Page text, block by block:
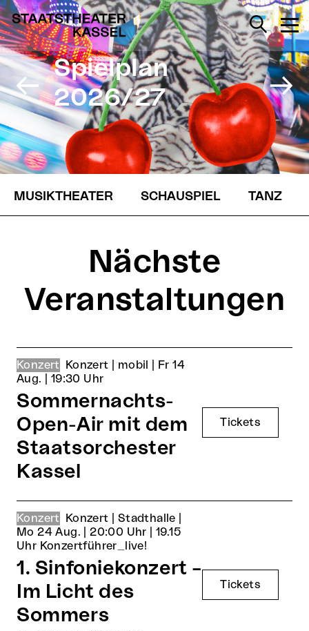
Spielplan
2026/27
MUSIKTHEATER SCHAUSPIEL TANZ
Nächste
Veranstaltungen
Konzert Konzert | mobil |
Fr 14
Aug. | 19:30 Uhr
Sommernachts-
Open-Air mit dem
Staatsorchester
Kassel
Tickets
Konzert Konzert | Stadthalle |
Mo 24 Aug. |20:00 Uhr
| 19.15
Uhr Konzertführer_live!
1. Sinfoniekonzert –
Im Licht des
Sommers
Tickets